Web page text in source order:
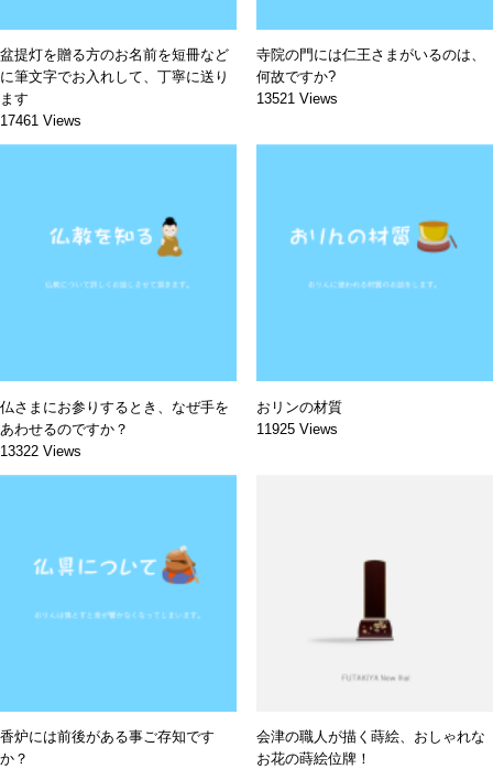
盆提灯を贈る方のお名前を短冊など
に筆文字でお入れして、丁寧に送り
ます
17461 Views
寺院の門には仁王さまがいるのは、
何故ですか?
13521 Views
仏さまにお参りするとき、なぜ手を
あわせるのですか？
13322 Views
おリンの材質
11925 Views
香炉には前後がある事ご存知です
か？
会津の職人が描く蒔絵、おしゃれな
お花の蒔絵位牌！